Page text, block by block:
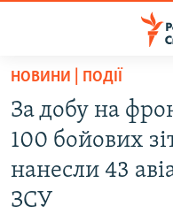
Перейти
основного
матеріалу
до
основної
РАДІО СВОБОДА – 70
ВСЕ ЗА ДОБУ
ПОЛІТИКА
ВІЙНА
НОВИНИ | ПОДІЇ
За добу на
100 бойових
нанесли 43
ЗСУ